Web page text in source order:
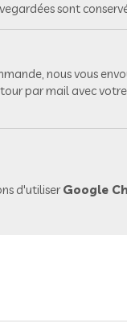
sont
nous vous
par mail avec
d'utiliserGoogle